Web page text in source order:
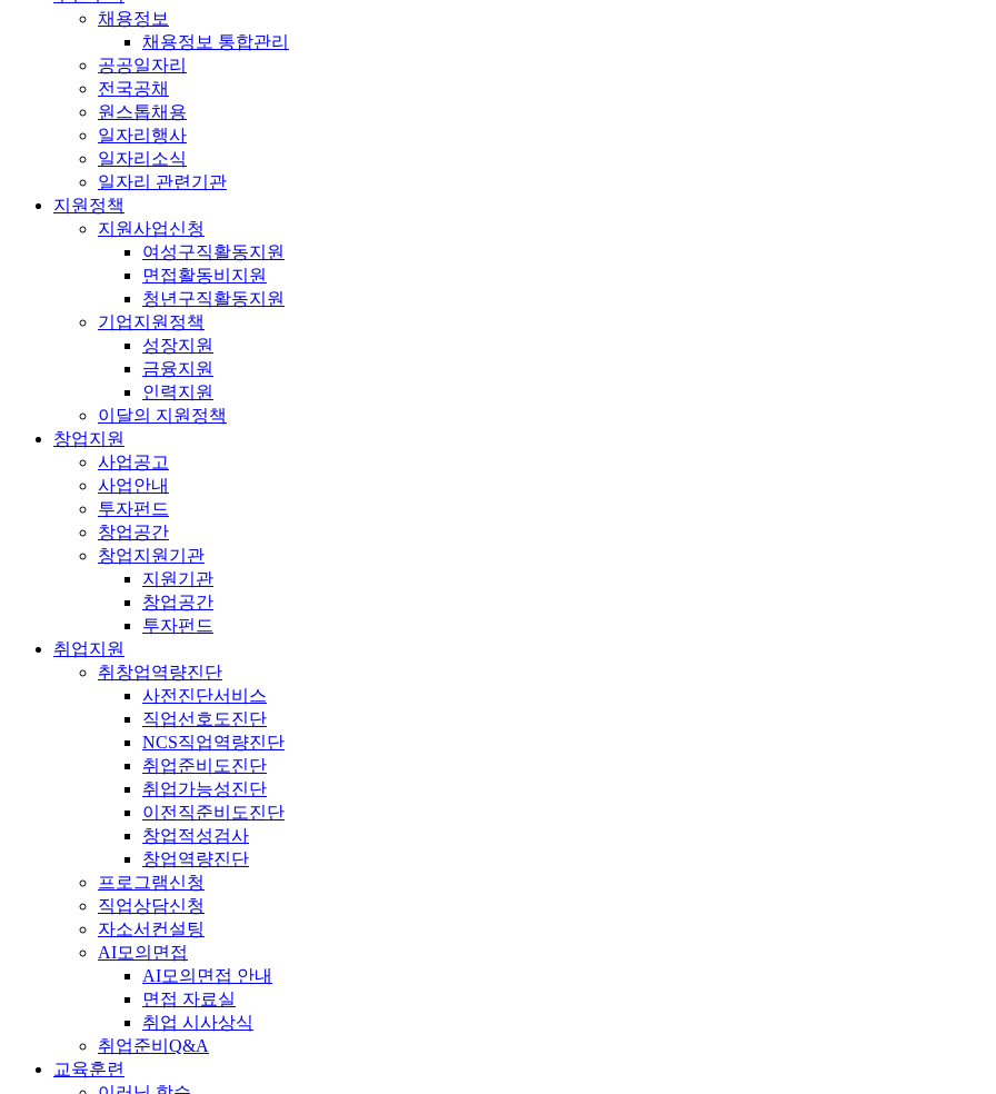
채용정보
채용정보 통합관리
공공일자리
전국공채
원스톱채용
일자리행사
일자리소식
일자리 관련기관
지원정책
지원사업신청
여성구직활동지원
면접활동비지원
청년구직활동지원
기업지원정책
성장지원
금융지원
인력지원
이달의 지원정책
창업지원
사업공고
사업안내
투자펀드
창업공간
창업지원기관
지원기관
창업공간
투자펀드
취업지원
취창업역량진단
사전진단서비스
직업선호도진단
NCS직업역량진단
취업준비도진단
취업가능성진단
이전직준비도진단
창업적성검사
창업역량진단
프로그램신청
직업상담신청
자소서컨설팅
AI모의면접
AI모의면접 안내
면접 자료실
취업 시사상식
취업준비Q&A
교육훈련